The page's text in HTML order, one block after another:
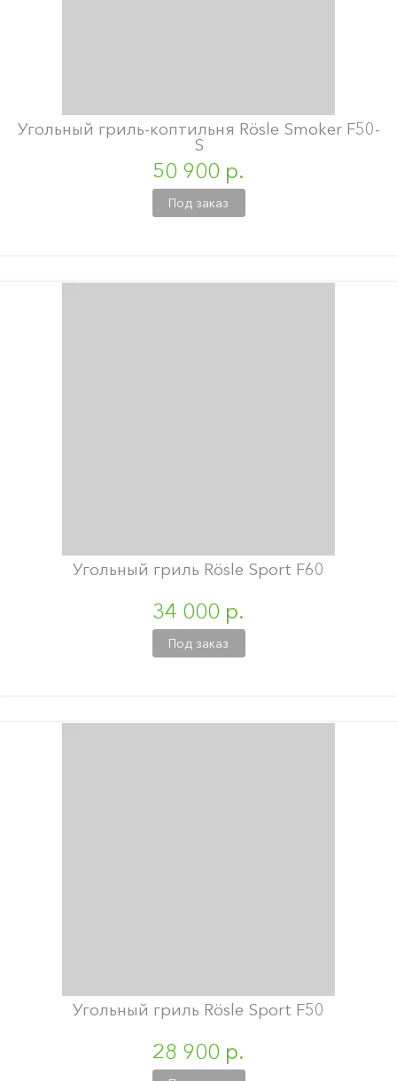
Угольный гриль-коптильня Rösle Smoker F50-
S
50 900 р.
Под заказ
Угольный гриль Rösle Sport F60
34 000 р.
Под заказ
Угольный гриль Rösle Sport F50
28 900 р.